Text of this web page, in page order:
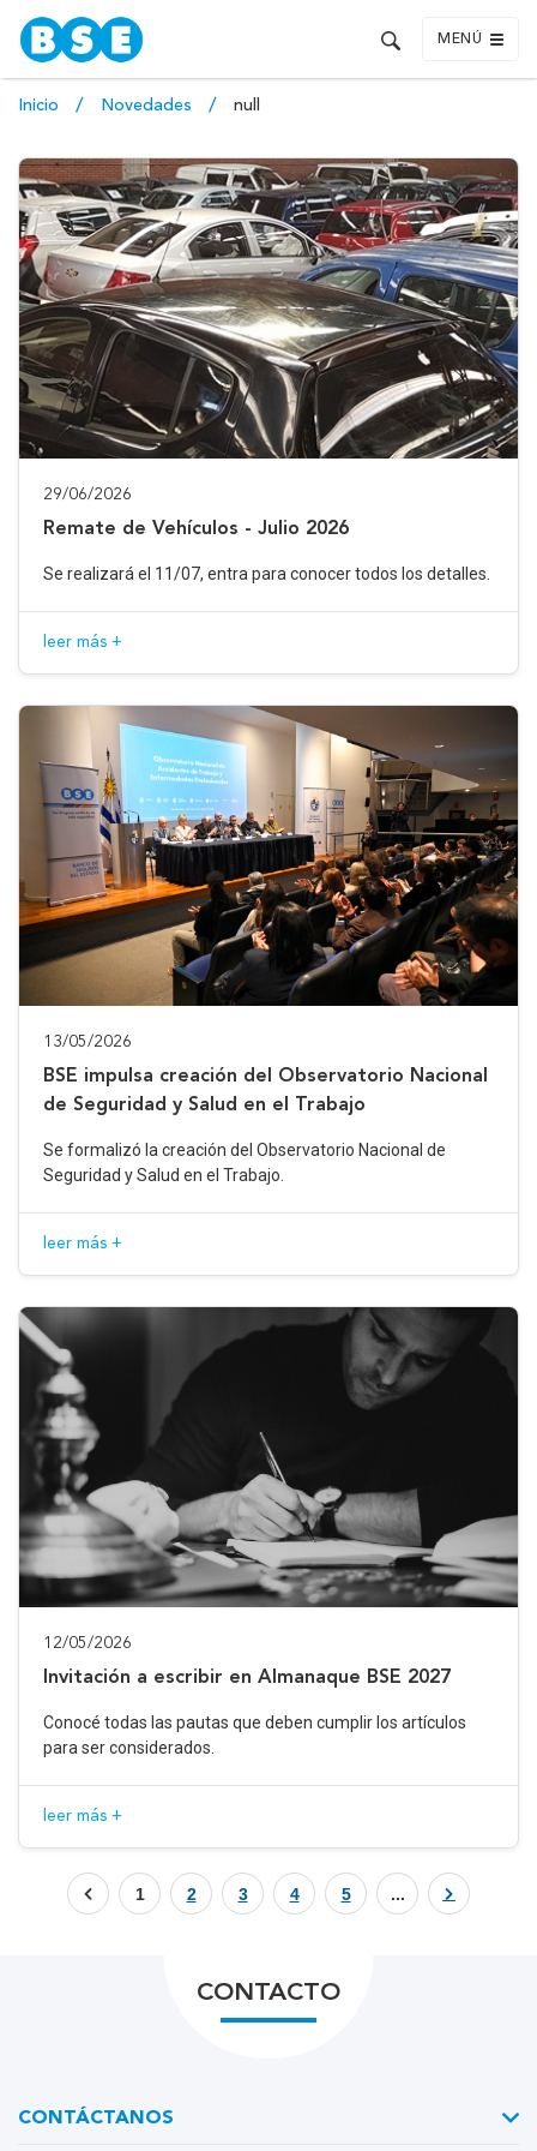
MENÚ
Inicio Novedades null
29/06/2026
Remate de Vehículos - Julio 2026
Se realizará el 11/07, entra para conocer todos los detalles.
leer más +
13/05/2026
BSE impulsa creación del Observatorio Nacional
de Seguridad y Salud en el Trabajo
Se formalizó la creación del Observatorio Nacional de
Seguridad y Salud en el Trabajo.
leer más +
12/05/2026
Invitación a escribir en Almanaque BSE 2027
Conocé todas las pautas que deben cumplir los artículos
para ser considerados.
leer más +
1 2 3 4 5 ...
CONTACTO
CONTÁCTANOS